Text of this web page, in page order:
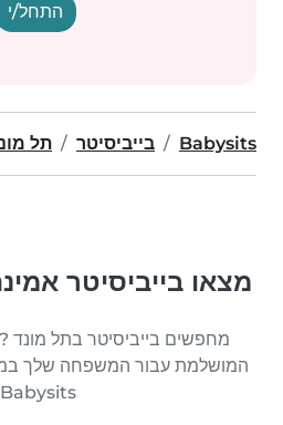
התחל/י
Babysits בייביסיטר תל
מצאו בייביסיטר
מחפשים בייביסיטר בתל מונד
המושלמת עבור המשפחה שלך
Babysits.